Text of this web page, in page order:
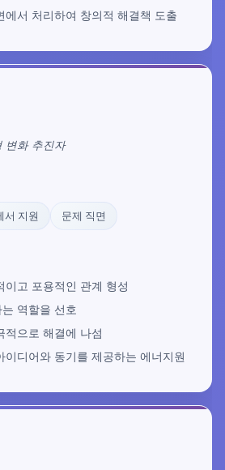
에서 처리하여 창의적 해결책 도출
변화 추진자
서 지원 문제 직면
이고 포용적인 관계 형성
역할을 선호
적으로 해결에 나섬
이디어와 동기를 제공하는 에너지원